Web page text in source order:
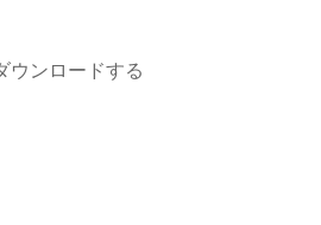
ウンロードする